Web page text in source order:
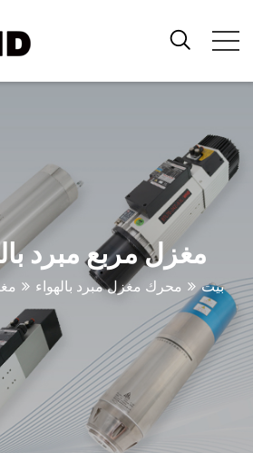
مغزل مربع مبرد
بيت محرك مغزل مبرد بالهواء